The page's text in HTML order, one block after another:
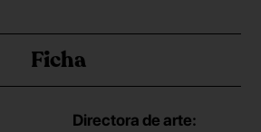
Ficha
Directora de arte: